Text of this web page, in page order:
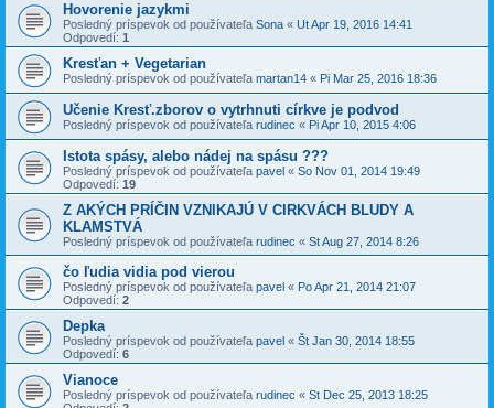
Hovorenie jazykmi
Posledný príspevok od používateľa Sona « Ut Apr 19, 2016 14:41
Odpovedí: 1
Kresťan + Vegetarian
Posledný príspevok od používateľa martan14 « Pi Mar 25, 2016 18:36
Učenie Kresť.zborov o vytrhnuti církve je podvod
Posledný príspevok od používateľa rudinec « Pi Apr 10, 2015 4:06
Istota spásy, alebo nádej na spásu ???
Posledný príspevok od používateľa pavel « So Nov 01, 2014 19:49
Odpovedí: 19
Z AKÝCH PRÍČIN VZNIKAJÚ V CIRKVÁCH BLUDY A
KLAMSTVÁ
Posledný príspevok od používateľa rudinec « St Aug 27, 2014 8:26
čo ľudia vidia pod vierou
Posledný príspevok od používateľa pavel « Po Apr 21, 2014 21:07
Odpovedí: 2
Depka
Posledný príspevok od používateľa pavel « Št Jan 30, 2014 18:55
Odpovedí: 6
Vianoce
Posledný príspevok od používateľa rudinec « St Dec 25, 2013 18:25